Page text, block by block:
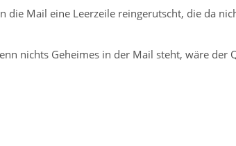
die Mail eine Leerzeile reingerutscht, die da
nichts Geheimes in der Mail steht, wäre der